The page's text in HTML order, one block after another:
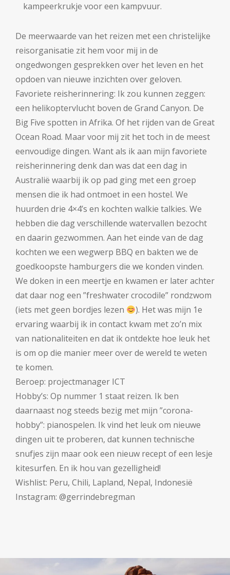
kampeerkrukje voor een kampvuur.
De meerwaarde van het reizen met een christelijke
reisorganisatie zit hem voor mij in de
ongedwongen gesprekken over het leven en het
opdoen van nieuwe inzichten over geloven.
Favoriete reisherinnering: Ik zou kunnen zeggen:
een helikoptervlucht boven de Grand Canyon. De
Big Five spotten in Afrika. Of het rijden van de Great
Ocean Road. Maar voor mij zit het toch in de meest
eenvoudige dingen. Want als ik aan mijn favoriete
reisherinnering denk dan was dat een dag in
Australië waarbij ik op pad ging met een groep
mensen die ik had ontmoet in een hostel. We
huurden drie 4×4’s en kochten walkie talkies. We
hebben die dag verschillende watervallen bezocht
en daarin gezwommen. Aan het einde van de dag
kochten we een wegwerp BBQ en bakten we de
goedkoopste hamburgers die we konden vinden.
We doken in een meertje en kwamen er later achter
dat daar nog een ”freshwater crocodile” rondzwom
(iets met geen bordjes lezen
). Het was mijn 1e
ervaring waarbij ik in contact kwam met zo’n mix
van nationaliteiten en dat ik ontdekte hoe leuk het
is om op die manier meer over de wereld te weten
te komen.
Beroep: projectmanager ICT
Hobby’s: Op nummer 1 staat reizen. Ik ben
daarnaast nog steeds bezig met mijn ”corona-
hobby”: pianospelen. Ik vind het leuk om nieuwe
dingen uit te proberen, dat kunnen technische
snufjes zijn maar ook een nieuw recept of een lesje
kitesurfen. En ik hou van gezelligheid!
Wishlist: Peru, Chili, Lapland, Nepal, Indonesië
Instagram: @gerrindebregman